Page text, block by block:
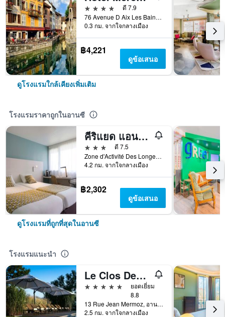
4 ดาว
ดี 7.9
76 Avenue D Aix Les Bains, อานซี, โอต-ซาวัว, ฝรั่งเศส
0.3 กม. จากใจกลางเมือง
฿4,221
ดูข้อเสนอ
ดูโรงแรมใกล้เคียงเพิ่มเติม
โรงแรมราคาถูกในอานซี
คีริแยด แอนเนซี่ นอร์ด - อีปาญี
3 ดาว
ดี 7.5
Zone d'Activité Des Longeray, อานซี, โอต-ซาวัว, ฝรั่งเศส
4.2 กม. จากใจกลางเมือง
฿2,302
ดูข้อเสนอ
ดูโรงแรมที่ถูกที่สุดในอานซี
โรงแรมแนะนำ
Le Clos Des Sens
5 ดาว
ยอดเยี่ยม
8.8
13 Rue Jean Mermoz, อานซี, โอต-ซาวัว, ฝรั่งเศส
2.5 กม. จากใจกลางเมือง